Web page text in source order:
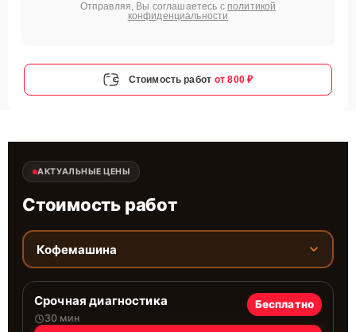
Отправляя, Вы соглашаетесь с политикой
конфиденциальности
Стоимость работ от 800 ₽
АКТУАЛЬНЫЕ ЦЕНЫ
Стоимость работ
Кофемашина
Срочная диагностика
30 мин
Бесплатно